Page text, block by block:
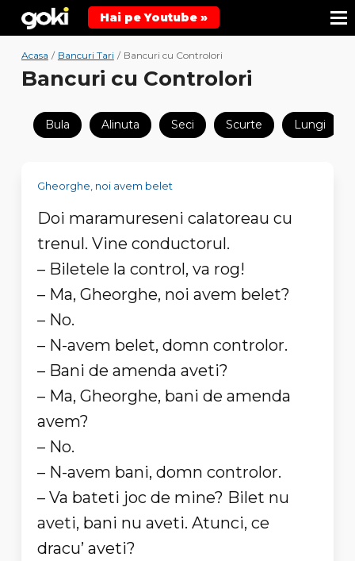
Hai pe Youtube »
Acasa / Bancuri Tari / Bancuri cu Controlori
Bancuri cu Controlori
Bula Alinuta Seci Scurte Lungi
Gheorghe, noi avem belet
Doi maramureseni calatoreau cu
trenul. Vine conductorul.
– Biletele la control, va rog!
– Ma, Gheorghe, noi avem belet?
– No.
– N-avem belet, domn controlor.
– Bani de amenda aveti?
– Ma, Gheorghe, bani de amenda
avem?
– No.
– N-avem bani, domn controlor.
– Va bateti joc de mine? Bilet nu
aveti, bani nu aveti. Atunci, ce
dracu’ aveti?